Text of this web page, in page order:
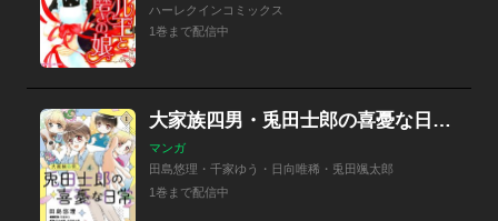
ハーレクインコミックス
1巻まで配信中
大家族四男・兎田士郎の喜憂な日常【コミックス単行本版】
マンガ
田島悠理・千家ゆう・日向唯稀・兎田颯太郎
1巻まで配信中